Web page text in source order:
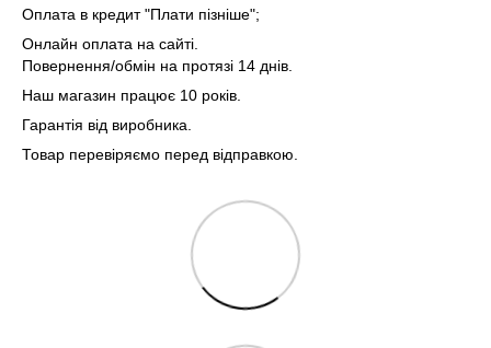
Оплата в кредит "Плати пізніше";
Онлайн оплата на сайті.
Повернення/обмін на протязі 14 днів.
Наш магазин працює 10 років.
Гарантія від виробника.
Товар перевіряємо перед відправкою.